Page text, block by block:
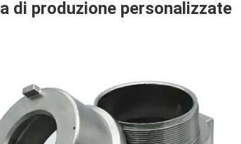
di produzione personalizzate